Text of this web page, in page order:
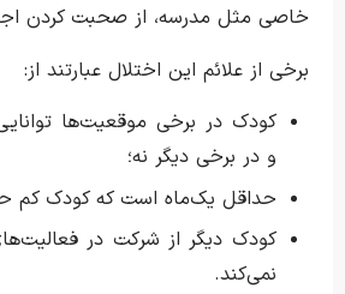
خاصی مثل مدرسه، از صحبت کردن
برخی از علائم این اختلال عبارتند از:
کودک در برخی موقعیت‌ها
و در برخی دیگر نه؛
حداقل یک‌ماه است که کودک کم
کودک دیگر از شرکت در
نمی‌کند.